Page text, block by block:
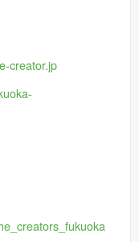
creator.jp